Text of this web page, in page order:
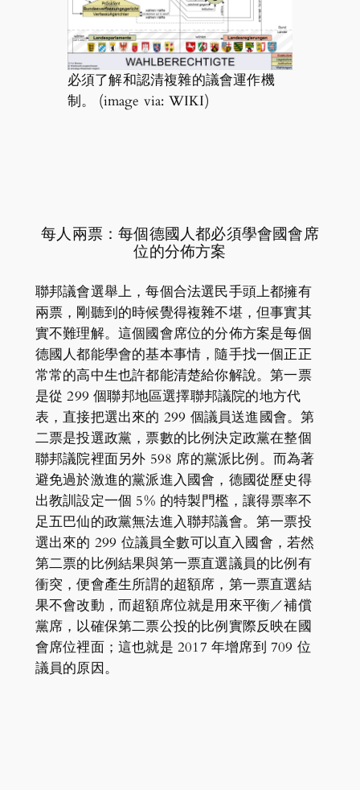
必須了解和認清複雜的議會運作機
制。 (image via: WIKI)
每人兩票：每個德國人都必須學會國會席
位的分佈方案
聯邦議會選舉上，每個合法選民手頭上都擁有
兩票，剛聽到的時候覺得複雜不堪，但事實其
實不難理解。這個國會席位的分佈方案是每個
德國人都能學會的基本事情，隨手找一個正正
常常的高中生也許都能清楚給你解說。第一票
是從 299 個聯邦地區選擇聯邦議院的地方代
表，直接把選出來的 299 個議員送進國會。第
二票是投選政黨，票數的比例決定政黨在整個
聯邦議院裡面另外 598 席的黨派比例。而為著
避免過於激進的黨派進入國會，德國從歷史得
出教訓設定一個 5% 的特製門檻，讓得票率不
足五巴仙的政黨無法進入聯邦議會。第一票投
選出來的 299 位議員全數可以直入國會，若然
第二票的比例結果與第一票直選議員的比例有
衝突，便會產生所謂的超額席，第一票直選結
果不會改動，而超額席位就是用來平衡／補償
黨席，以確保第二票公投的比例實際反映在國
會席位裡面；這也就是 2017 年增席到 709 位
議員的原因。